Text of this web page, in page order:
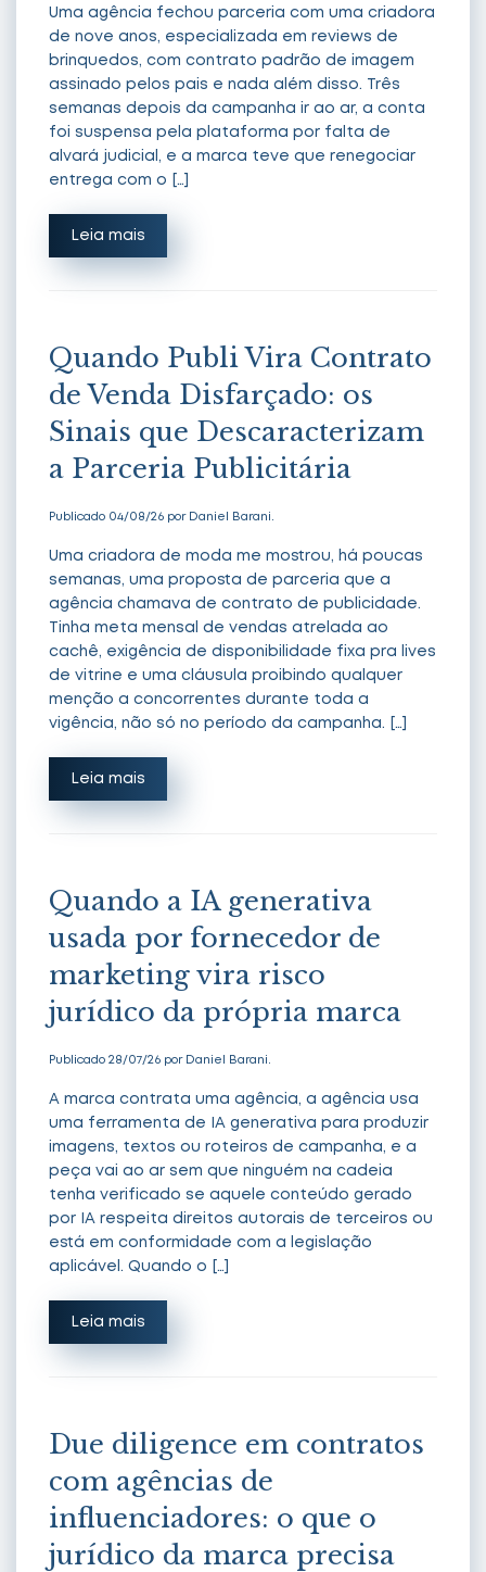
Uma agência fechou parceria com uma criadora
de nove anos, especializada em reviews de
brinquedos, com contrato padrão de imagem
assinado pelos pais e nada além disso. Três
semanas depois da campanha ir ao ar, a conta
foi suspensa pela plataforma por falta de
alvará judicial, e a marca teve que renegociar
entrega com o […]
Leia mais
Quando Publi Vira Contrato
de Venda Disfarçado: os
Sinais que Descaracterizam
a Parceria Publicitária
Publicado 04/08/26 por Daniel Barani.
Uma criadora de moda me mostrou, há poucas
semanas, uma proposta de parceria que a
agência chamava de contrato de publicidade.
Tinha meta mensal de vendas atrelada ao
cachê, exigência de disponibilidade fixa pra lives
de vitrine e uma cláusula proibindo qualquer
menção a concorrentes durante toda a
vigência, não só no período da campanha. […]
Leia mais
Quando a IA generativa
usada por fornecedor de
marketing vira risco
jurídico da própria marca
Publicado 28/07/26 por Daniel Barani.
A marca contrata uma agência, a agência usa
uma ferramenta de IA generativa para produzir
imagens, textos ou roteiros de campanha, e a
peça vai ao ar sem que ninguém na cadeia
tenha verificado se aquele conteúdo gerado
por IA respeita direitos autorais de terceiros ou
está em conformidade com a legislação
aplicável. Quando o […]
Leia mais
Due diligence em contratos
com agências de
influenciadores: o que o
jurídico da marca precisa